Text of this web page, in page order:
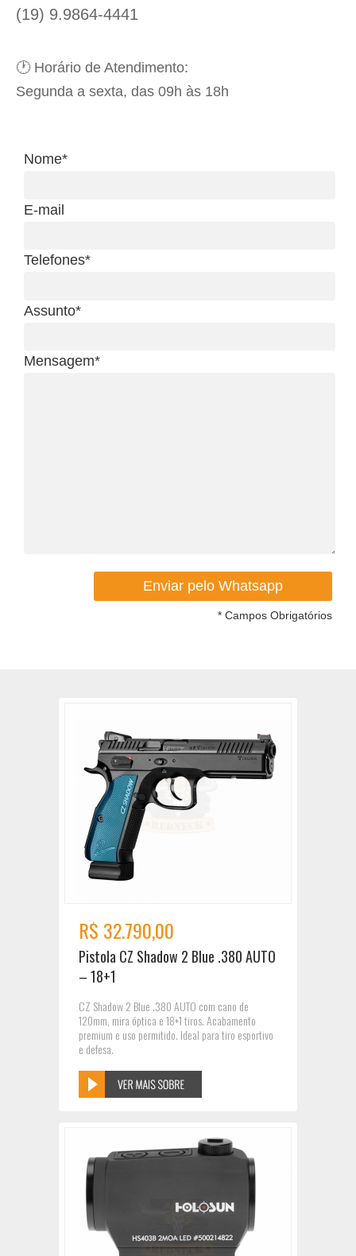
(19) 9.9864-4441
🕐 Horário de Atendimento:
Segunda a sexta, das 09h às 18h
Nome*
E-mail
Telefones*
Assunto*
Mensagem*
* Campos Obrigatórios
R$ 32.790,00
Pistola CZ Shadow 2 Blue .380 AUTO
– 18+1
CZ Shadow 2 Blue .380 AUTO com cano de
120mm, mira óptica e 18+1 tiros. Acabamento
premium e uso permitido. Ideal para tiro esportivo
e defesa.